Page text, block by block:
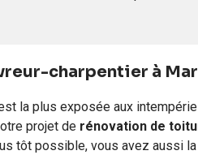
charpentier à
la plus exposée aux
projet de rénovation de
tôt possible, vous avez aussi